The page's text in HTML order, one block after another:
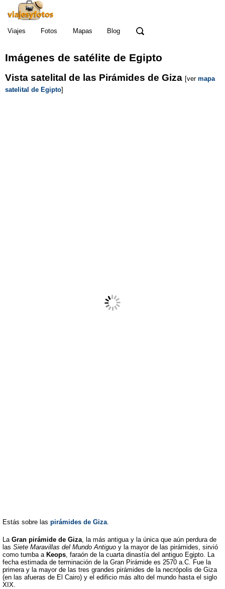
Viajes Fotos Mapas Blog
Imágenes de satélite de Egipto
Vista satelital de las Pirámides de Giza [ver mapa
satelital de Egipto]
Estás sobre las pirámides de Giza
La Gran pirámide de Giza , la más antigua y la única que aún perdura de
las Siete Maravillas del Mundo Antiguo y la mayor de las pirámides, sirvió
como tumba a Keops , faraón de la cuarta dinastía del antiguo Egipto. La
fecha estimada de terminación de la Gran Pirámide es 2570 a.C. Fue la
primera y la mayor de las tres grandes pirámides de la necrópolis de Giza
(en las afueras de El Cairo) y el edificio más alto del mundo hasta el siglo
XIX.